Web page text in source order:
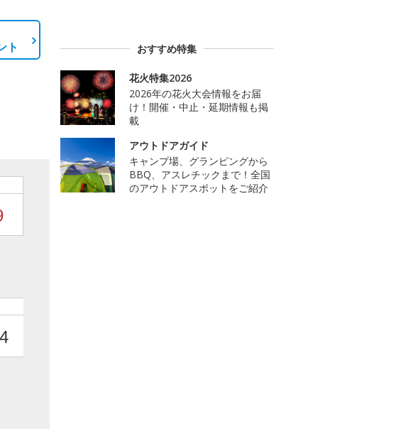
ト おすすめ特集
花火特集2026
2026年の花火大会情報をお届
け！開催・中止・延期情報も掲
載
アウトドアガイド
キャンプ場、グランピングから
BBQ、アスレチックまで！全国
のアウトドアスポットをご紹介